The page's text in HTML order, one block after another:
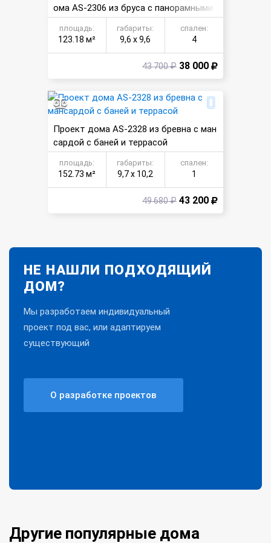
ома AS-2306 из бруса с панорамными
окнами
площадь:
123.18 м²
габариты:
9,6 х 9,6
спален:
4
43 700 ₽ 38 000
Проект дома AS-2328 из бревна с ман
сардой с баней и террасой
площадь:
152.73 м²
габариты:
9,7 х 10,2
спален:
1
49 680 ₽ 43 200
НЕ НАШЛИ ПОДХОДЯЩИЙ
ДОМ?
Мы разработаем индивидуальный
проект под вас, или адаптируем
существующий
О разработке проектов
Другие популярные дома